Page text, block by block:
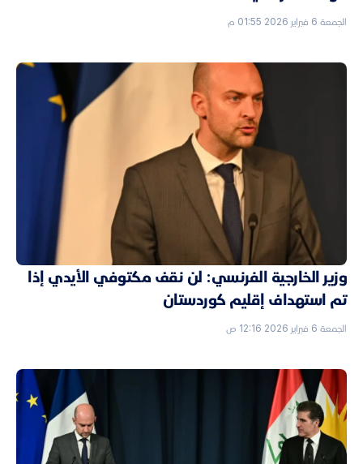
الجمعة 6 فبراير 2026 01:55 م
وزير الخارجية الفرنسي: لن نقف مكتوفي الأيدي إذا
تم استهداف إقليم كوردستان
الجمعة 6 فبراير 2026 12:16 ص